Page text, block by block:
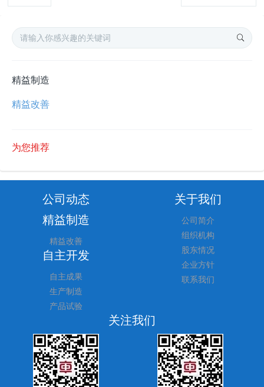
精益制造
精益改善
为您推荐
公司动态 关于我们
公司简介
组织机构
股东情况
企业方针
联系我们
精益制造
精益改善
自主开发
自主成果
生产制造
产品试验
关注我们